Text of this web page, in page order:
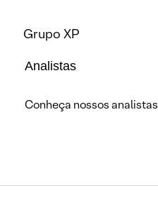
Grupo XP
Analistas
Conheça nossos analistas